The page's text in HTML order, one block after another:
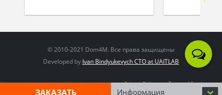
ЗАКАЗАТЬ Информация
© 2010-2021 Dom4M. Все права защищены
Developed by Ivan Bindyukevych CTO at UAITLAB
This site is protected by reCAPTCHA and the GooglePrivacy PolicyandTerms of Serviceapply